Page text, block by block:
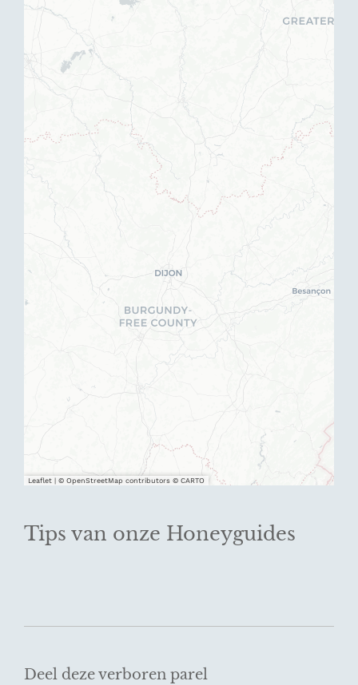
Tips van onze Honeyguides
Leaflet | © OpenStreetMap contributors © CARTO
Deel deze verboren parel